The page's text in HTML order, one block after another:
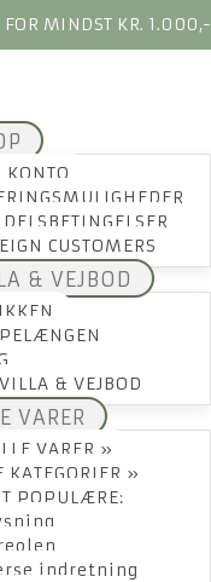
FOR MINDST KR. 1.000,-
CUSTOMERS
& VEJBOD
& VEJBOD
VARER
VARER »
KATEGORIER »
POPULÆRE:
indretning